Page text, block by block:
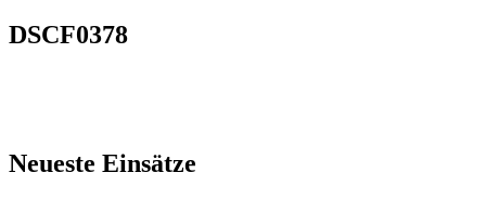
DSCF0378
Neueste Einsätze